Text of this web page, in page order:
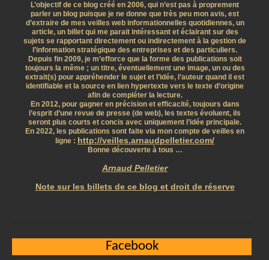
L’objectif de ce blog créé en 2006, qui n’est pas à proprement
parler un blog puisque je ne donne que très peu mon avis, est
d’extraire de mes veilles web informationnelles quotidiennes, un
article, un billet qui me parait intéressant et éclairant sur des
sujets se rapportant directement ou indirectement à la gestion de
l’information stratégique des entreprises et des particuliers.
Depuis fin 2009, je m’efforce que la forme des publications soit
toujours la même ; un titre, éventuellement une image, un ou des
extrait(s) pour appréhender le sujet et l’idée, l’auteur quand il est
identifiable et la source en lien hypertexte vers le texte d’origine
afin de compléter la lecture.
En 2012, pour gagner en précision et efficacité, toujours dans
l’esprit d’une revue de presse (de web), les textes évoluent, ils
seront plus courts et concis avec uniquement l’idée principale.
En 2022, les publications sont faite via mon compte de veilles en
ligne : http://veilles.arnaudpelletier.com/
Bonne découverte à tous …
Arnaud Pelletier
Note sur les billets de ce blog et droit de réserve
Facebook